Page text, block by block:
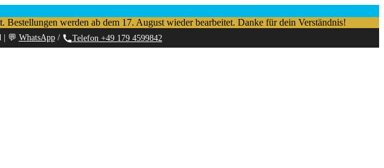
werden ab dem 17. August wieder bearbeitet. Danke für dein Verständnis!
| 💬 WhatsApp/ Telefon +49 179 4599842